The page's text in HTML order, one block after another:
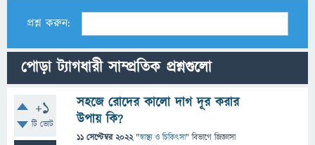
প্রশ্ন করুন:
পোড়া ট্যাগধারী সাম্প্রতিক প্রশ্নগুলো
+1
টি ভোট
সহজে রোদের কালো দাগ দূর করার
উপায় কি?
11 সেপ্টেম্বর 2022 "স্বাস্থ্য ও চিকিৎসা" বিভাগে জিজ্ঞাসা